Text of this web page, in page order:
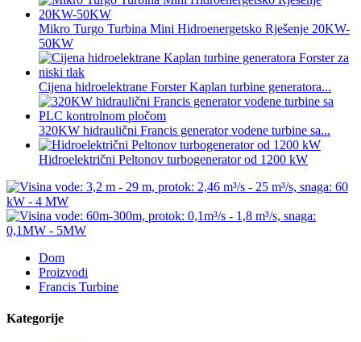
Mikro Turgo Turbina Mini Hidroenergetsko Rješenje 20KW-
50KW
Cijena hidroelektrane Forster Kaplan turbine generatora...
320KW hidraulični Francis generator vodene turbine sa...
Hidroelektrični Peltonov turbogenerator od 1200 kW
Dom
Proizvodi
Francis Turbine
Kategorije